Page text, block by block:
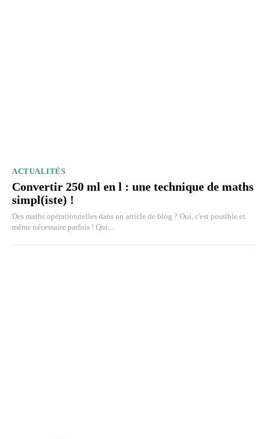
ACTUALITÉS
Convertir 250 ml en l : une technique de maths
simpl(iste) !
Des maths opérationnelles dans un article de blog ? Oui, c'est possible et
même nécessaire parfois ! Qui...